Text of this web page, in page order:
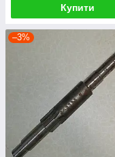
Купити
–3%